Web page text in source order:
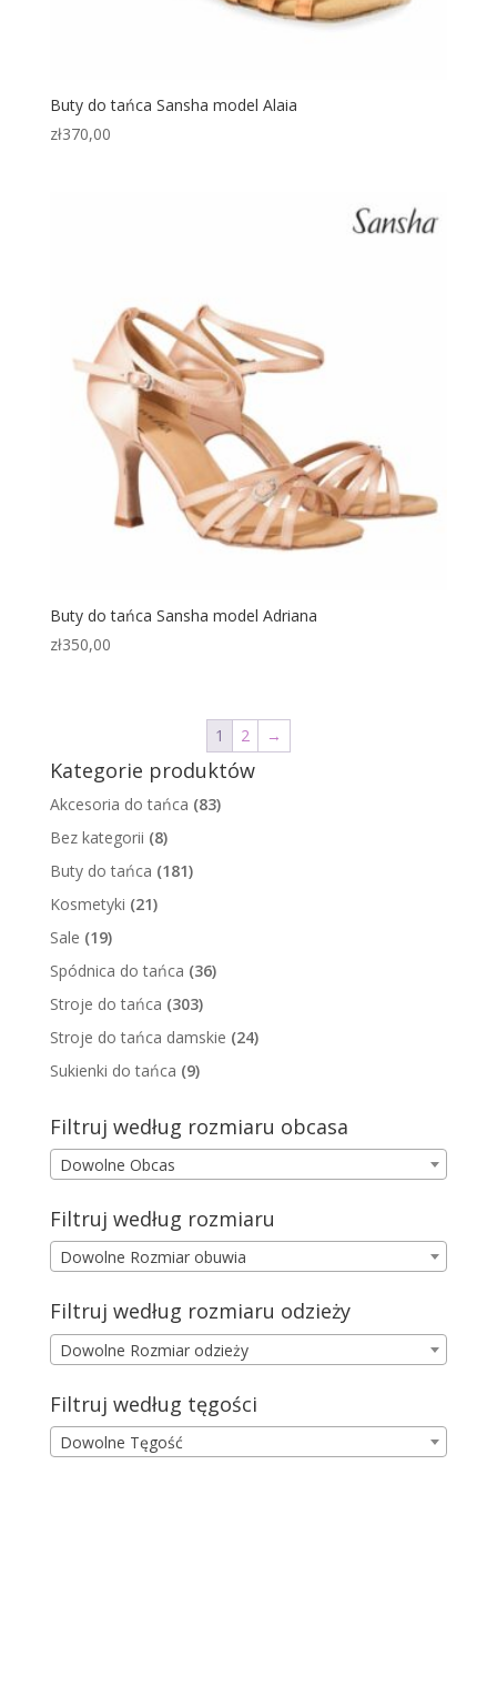
Buty do tańca Sansha model Alaia
zł370,00
Buty do tańca Sansha model Adriana
zł350,00
1 2 →
Kategorie produktów
Akcesoria do tańca (83)
Bez kategorii (8)
Buty do tańca (181)
Kosmetyki (21)
Sale (19)
Spódnica do tańca (36)
Stroje do tańca (303)
Stroje do tańca damskie (24)
Sukienki do tańca (9)
Filtruj według rozmiaru obcasa
Dowolne Obcas
Filtruj według rozmiaru
Dowolne Rozmiar obuwia
Filtruj według rozmiaru odzieży
Dowolne Rozmiar odzieży
Filtruj według tęgości
Dowolne Tęgość